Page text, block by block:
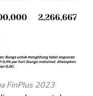
FinPlus 2023